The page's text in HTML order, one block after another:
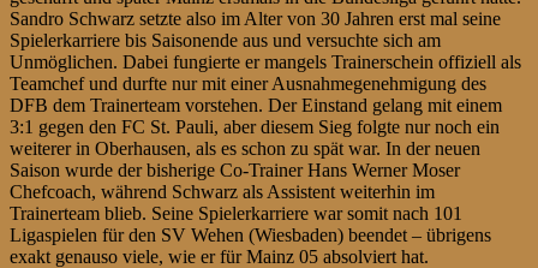
Sandro Schwarz setzte also im Alter von 30 Jahren erst mal seine
Spielerkarriere bis Saisonende aus und versuchte sich am
Unmöglichen. Dabei fungierte er mangels Trainerschein offiziell als
Teamchef und durfte nur mit einer Ausnahmegenehmigung des
DFB dem Trainerteam vorstehen. Der Einstand gelang mit einem
3:1 gegen den FC St. Pauli, aber diesem Sieg folgte nur noch ein
weiterer in Oberhausen, als es schon zu spät war. In der neuen
Saison wurde der bisherige Co-Trainer Hans Werner Moser
Chefcoach, während Schwarz als Assistent weiterhin im
Trainerteam blieb. Seine Spielerkarriere war somit nach 101
Ligaspielen für den SV Wehen (Wiesbaden) beendet – übrigens
exakt genauso viele, wie er für Mainz 05 absolviert hat.